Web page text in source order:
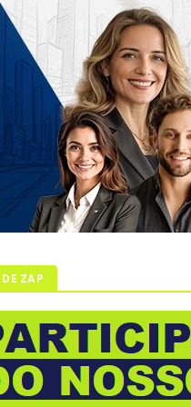
ZAP